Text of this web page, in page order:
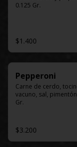
0.125 Gr.
$1.400
Pepperoni
Carne de cerdo,
vacuno, sal,
Gr.
$3.200